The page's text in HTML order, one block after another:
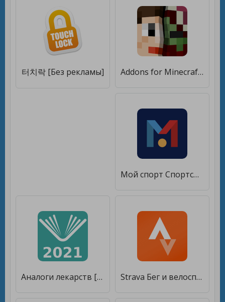
터치락 [Без рекламы] Addons for Minecraft [Без рекламы]
Мой спорт Спортсмен [Без рекламы]
Аналоги лекарств [Без рекламы] Strava Бег и велоспорт [Premium]